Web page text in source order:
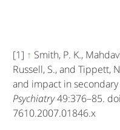
[1] ↑ Smith, P. K.,
Russell, S., and Tippett,
and impact in
Psychiatry49:376–85.
7610.2007.01846.x